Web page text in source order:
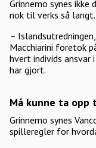
Grinnemo synes ikke
nok til verks så langt.
–
Macchiarini foretok
hvert individs ansvar
har gjort.
Må kunne ta
Grinnemo synes
spilleregler for